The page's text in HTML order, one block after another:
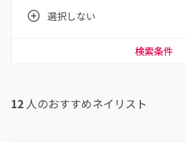
選択しない
検索条件
12 人のおすすめネイリスト